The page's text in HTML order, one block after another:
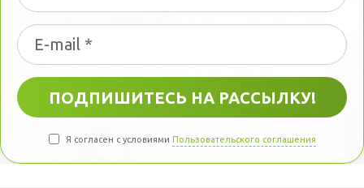
Я согласен с условиями Пользовательского соглашения